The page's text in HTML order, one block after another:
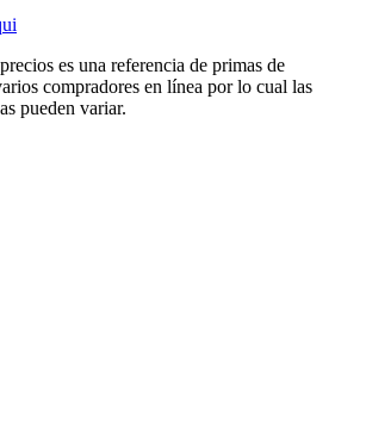
es una referencia de primas de
compradores en línea por lo cual las
pueden variar.